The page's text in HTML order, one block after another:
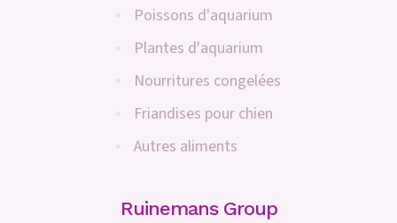
Poissons d'aquarium
Plantes d'aquarium
Nourritures congelées
Friandises pour chien
Autres aliments
Ruinemans Group